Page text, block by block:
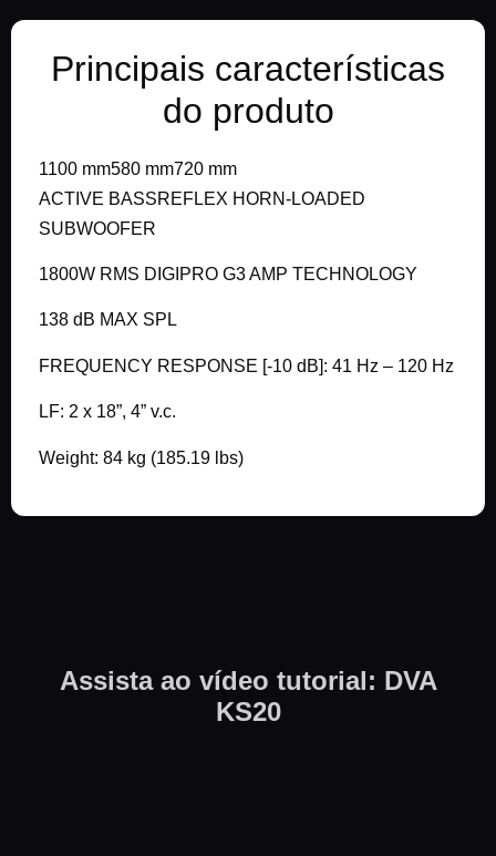
Principais características
do produto
1100 mm580 mm720 mm
ACTIVE BASSREFLEX HORN-LOADED
SUBWOOFER
1800W RMS DIGIPRO G3 AMP TECHNOLOGY
138 dB MAX SPL
FREQUENCY RESPONSE [-10 dB]: 41 Hz – 120 Hz
LF: 2 x 18”, 4” v.c.
Weight: 84 kg (185.19 lbs)
Assista ao vídeo tutorial: DVA
KS20